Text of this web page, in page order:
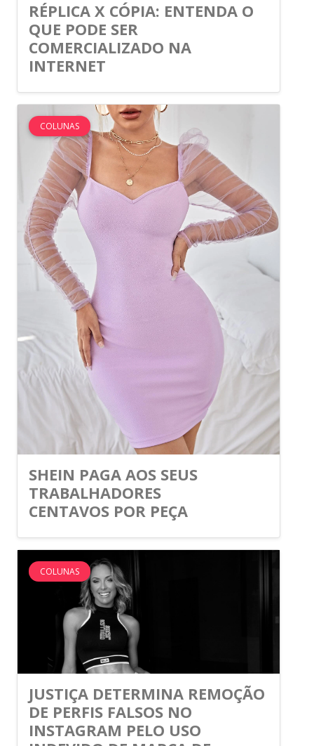
RÉPLICA X CÓPIA: ENTENDA O
QUE PODE SER
COMERCIALIZADO NA
INTERNET
COLUNAS
SHEIN PAGA AOS SEUS
TRABALHADORES
CENTAVOS POR PEÇA
COLUNAS
JUSTIÇA DETERMINA REMOÇÃO
DE PERFIS FALSOS NO
INSTAGRAM PELO USO